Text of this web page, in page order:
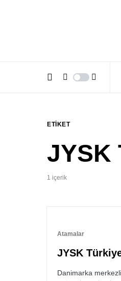
ETIKET
JYSK
1 içerik
Atamalar
JYSK
Danimarka